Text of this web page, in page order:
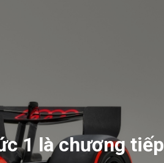
1 là chương tiếp